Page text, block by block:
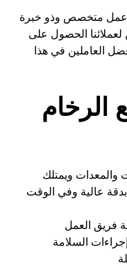
عمل متخصص وذو خبرة
الحصول على
العاملين في هذا
الرخام
والمعدات ويمتلك
بدقة عالية وفي الوقت
فريق العمل
السلامة